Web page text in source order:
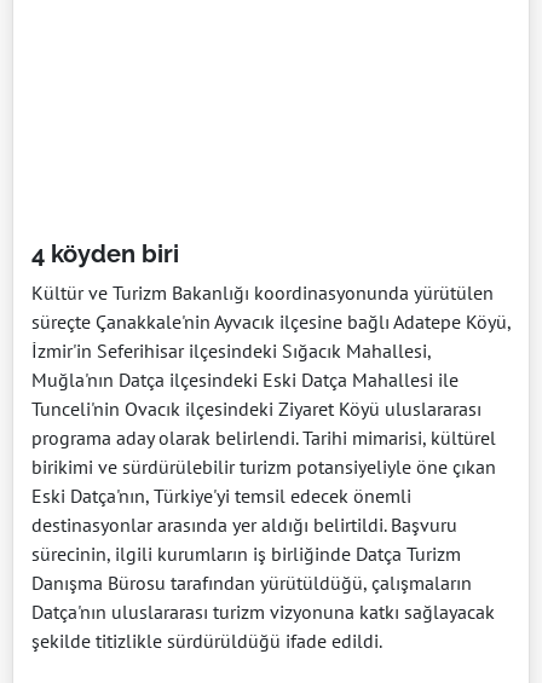
4 köyden biri
Kültür ve Turizm Bakanlığı koordinasyonunda yürütülen
süreçte Çanakkale'nin Ayvacık ilçesine bağlı Adatepe Köyü,
İzmir'in Seferihisar ilçesindeki Sığacık Mahallesi,
Muğla'nın Datça ilçesindeki Eski Datça Mahallesi ile
Tunceli'nin Ovacık ilçesindeki Ziyaret Köyü uluslararası
programa aday olarak belirlendi. Tarihi mimarisi, kültürel
birikimi ve sürdürülebilir turizm potansiyeliyle öne çıkan
Eski Datça'nın, Türkiye'yi temsil edecek önemli
destinasyonlar arasında yer aldığı belirtildi. Başvuru
sürecinin, ilgili kurumların iş birliğinde Datça Turizm
Danışma Bürosu tarafından yürütüldüğü, çalışmaların
Datça'nın uluslararası turizm vizyonuna katkı sağlayacak
şekilde titizlikle sürdürüldüğü ifade edildi.